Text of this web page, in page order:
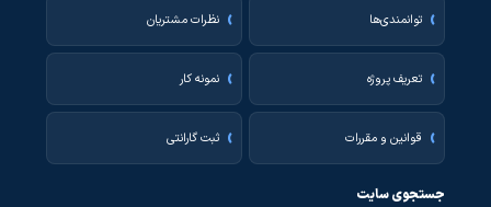
توانمندی‌ها نظرات مشتریان
تعریف پروژه نمونه کار
قوانین و مقررات ثبت گارانتی
جستجوی سایت